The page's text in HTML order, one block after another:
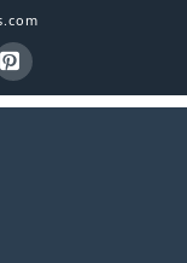
Pinterest